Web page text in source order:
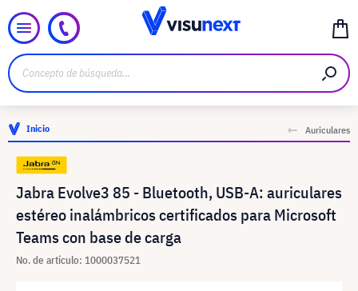
Inicio Auriculares
Jabra Evolve3 85 - Bluetooth, USB-A: auriculares
estéreo inalámbricos certificados para Microsoft
Teams con base de carga
No. de artículo: 1000037521